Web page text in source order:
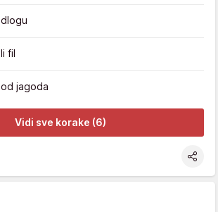
fil
jagoda
Vidi sve korake (6)